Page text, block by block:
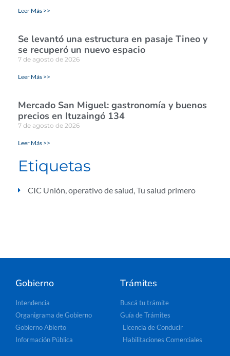
Leer Más >>
Se levantó una estructura en pasaje Tineo y
se recuperó un nuevo espacio
7 de agosto de 2026
Leer Más >>
Mercado San Miguel: gastronomía y buenos
precios en Ituzaingó 134
7 de agosto de 2026
Leer Más >>
Etiquetas
CIC Unión,operativo de salud,Tu salud primero
Gobierno
Intendencia
Organigrama de Gobierno
Gobierno Abierto
Información Pública
Trámites
Buscá tu trámite
Guía de Trámites
Licencia de Conducir
Habilitaciones Comerciales